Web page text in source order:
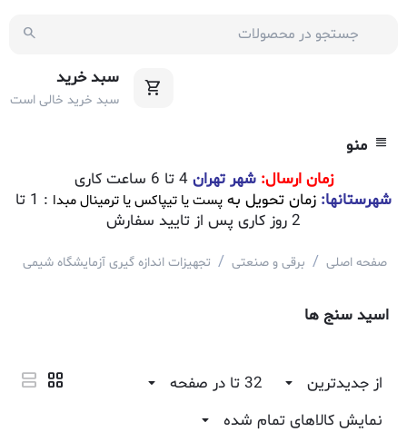
سبد خرید
سبد خرید خالی است
منو
زمان ارسال:شهر تهران 4 تا 6 ساعت کاری
شهرستانها: زمان تحویل به پست یا تیپاکس یا ترمینال مبدا
: 1 تا
2 روز کاری پس از تایید سفارش
صفحه اصلی / برقی و صنعتی / تجهیزات اندازه گیری آزمایشگاه شیمی
اسید سنج ها
از جدیدترین
32 تا در صفحه
نمایش کالاهای تمام شده